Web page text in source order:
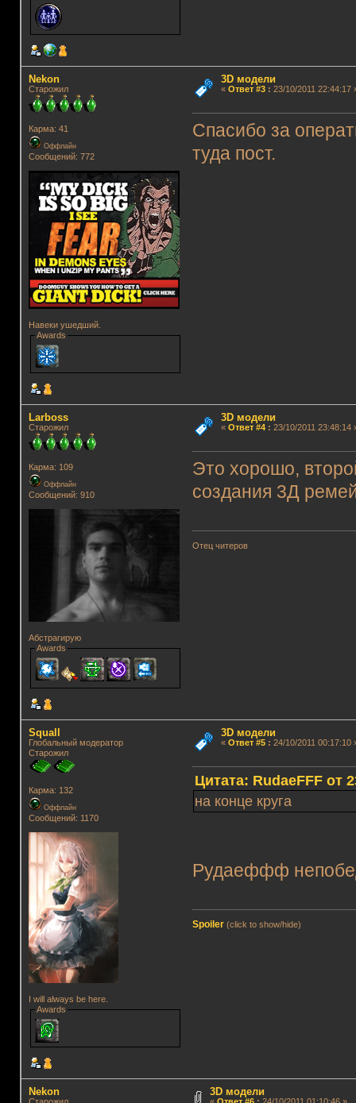
Nekon
Старожил
Карма: 41
Оффлайн
Сообщений: 772
Навеки ушедший.
Awards
3D модели
« Ответ #3: 23/10/2011 22:44:17
Спасибо за
туда пост.
Lаrboss
Старожил
Карма: 109
Оффлайн
Сообщений: 910
Абстрагирую
Awards
3D модели
« Ответ #4: 23/10/2011 23:48:14
Это хорошо,
создания 3Д
Отец читеров
Squall
Глобальный модератор
Старожил
Карма: 132
Оффлайн
Сообщений: 1170
I will always be here.
Awards
3D модели
« Ответ #5: 24/10/2011 00:17:10
Цитата: RudaeFFF от
на конце круга
Рудаеффф
Spoiler (click to show/hide)
Nekon 3D модели